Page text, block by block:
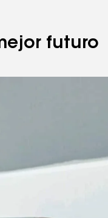
futuro